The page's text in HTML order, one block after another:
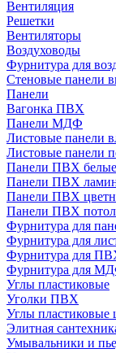
Вентиляция
Решетки
Вентиляторы
Воздуховоды
Фурнитура для
Стеновые панели
Панели
Вагонка ПВХ
Панели МДФ
Листовые панели
Листовые панели
Панели ПВХ белые
Панели ПВХ
Панели ПВХ
Панели ПВХ
Фурнитура для
Фурнитура для
Фурнитура для
Фурнитура для
Углы пластиковые
Уголки ПВХ
Углы пластиковые
Элитная
Умывальники и